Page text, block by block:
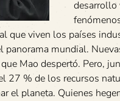
desarrollo
que viven los países
panorama mundial.
Mao despertó. Pero,
27 % de los recursos
el planeta. Quienes